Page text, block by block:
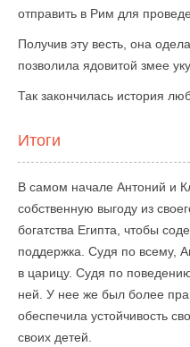
отправить в Рим для
Получив эту весть, она
позволила ядовитой змее
Так закончилась история
Итоги
В самом начале Антоний и
собственную выгоду из
богатства Египта, чтобы
поддержка. Судя по всему,
в царицу. Судя по
ней. У нее же был более
обеспечила устойчивость
своих детей.